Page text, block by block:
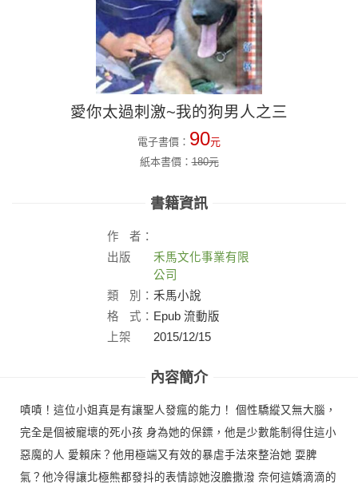
愛你太過刺激~我的狗男人之三
電子書價： 90元
紙本書價：180元
書籍資訊
作
者：
出版
禾馬文化事業有限
公司
類
別： 禾馬小說
格
式： Epub 流動版
上架
2015/12/15
內容簡介
嘖嘖！這位小姐真是有讓聖人發瘋的能力！ 個性驕縱又無大腦，
完全是個被寵壞的死小孩 身為她的保鏢，他是少數能制得住這小
惡魔的人 愛賴床？他用極端又有效的暴虐手法來整治她 耍脾
氣？他冷得讓北極熊都發抖的表情諒她沒膽撒潑 奈何這嬌滴滴的